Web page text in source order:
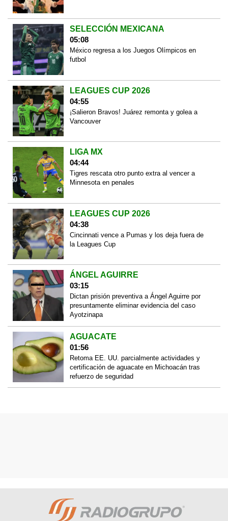
SELECCIÓN MEXICANA
05:08
México regresa a los Juegos Olímpicos en
futbol
LEAGUES CUP 2026
04:55
¡Salieron Bravos! Juárez remonta y golea a
Vancouver
LIGA MX
04:44
Tigres rescata otro punto extra al vencer a
Minnesota en penales
LEAGUES CUP 2026
04:38
Cincinnati vence a Pumas y los deja fuera de
la Leagues Cup
ÁNGEL AGUIRRE
03:15
Dictan prisión preventiva a Ángel Aguirre por
presuntamente eliminar evidencia del caso
Ayotzinapa
AGUACATE
01:56
Retoma EE. UU. parcialmente actividades y
certificación de aguacate en Michoacán tras
refuerzo de seguridad